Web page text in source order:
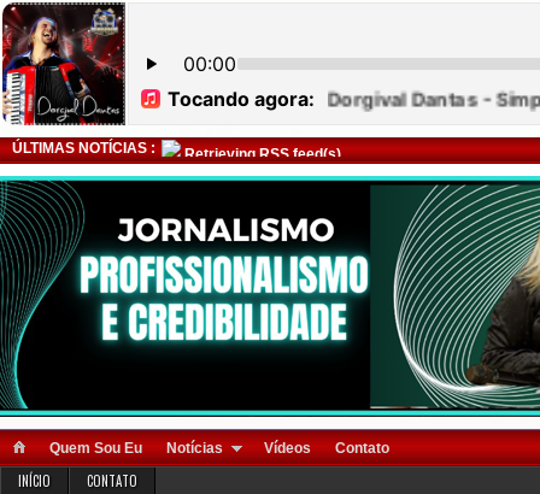
ÚLTIMAS NOTÍCIAS : Retrieving RSS feed(s)
Quem Sou Eu Notícias Vídeos Contato
INÍCIO CONTATO